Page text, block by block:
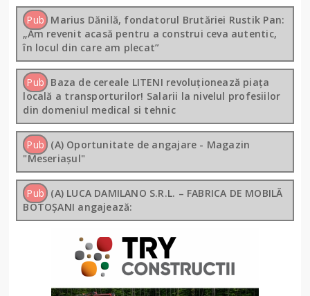
Pub Marius Dănilă, fondatorul Brutăriei Rustik Pan:
„Am revenit acasă pentru a construi ceva autentic,
în locul din care am plecat”
Pub Baza de cereale LITENI revoluționează piața
locală a transporturilor! Salarii la nivelul profesiilor
din domeniul medical si tehnic
Pub (A) Oportunitate de angajare - Magazin
"Meseriașul"
Pub (A) LUCA DAMILANO S.R.L. – FABRICA DE MOBILĂ
BOTOȘANI angajează: